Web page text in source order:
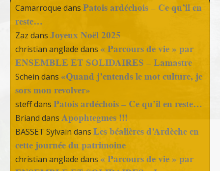
Camarroque dans Patois ardéchois – Ce qu’il en
reste…
Zaz dans Joyeux Noël 2025
christian anglade dans « Parcours de vie » par
ENSEMBLE ET SOLIDAIRES – Lamastre
Schein dans «Quand j’entends le mot culture, je
sors mon revolver»
steffdans Patois ardéchois – Ce qu’il en reste…
Briand dans Apophtegmes !!!
BASSET Sylvain dans Les béalières d’Ardèche en
cette journée du patrimoine
christian anglade dans « Parcours de vie » par